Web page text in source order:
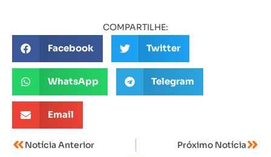
COMPARTILHE:
Facebook Twitter
WhatsApp Telegram
Email
Notícia Anterior Próximo Notícia